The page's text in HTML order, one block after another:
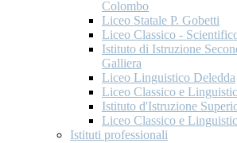
Colombo
Liceo Statale P. Gobetti
Liceo Classico -
Istituto di Istruzione
Galliera
Liceo Linguistico Deledda
Liceo Classico e
Istituto d'Istruzione
Liceo Classico e
Istituti professionali